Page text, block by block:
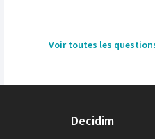
Voir toutes les
Decidim